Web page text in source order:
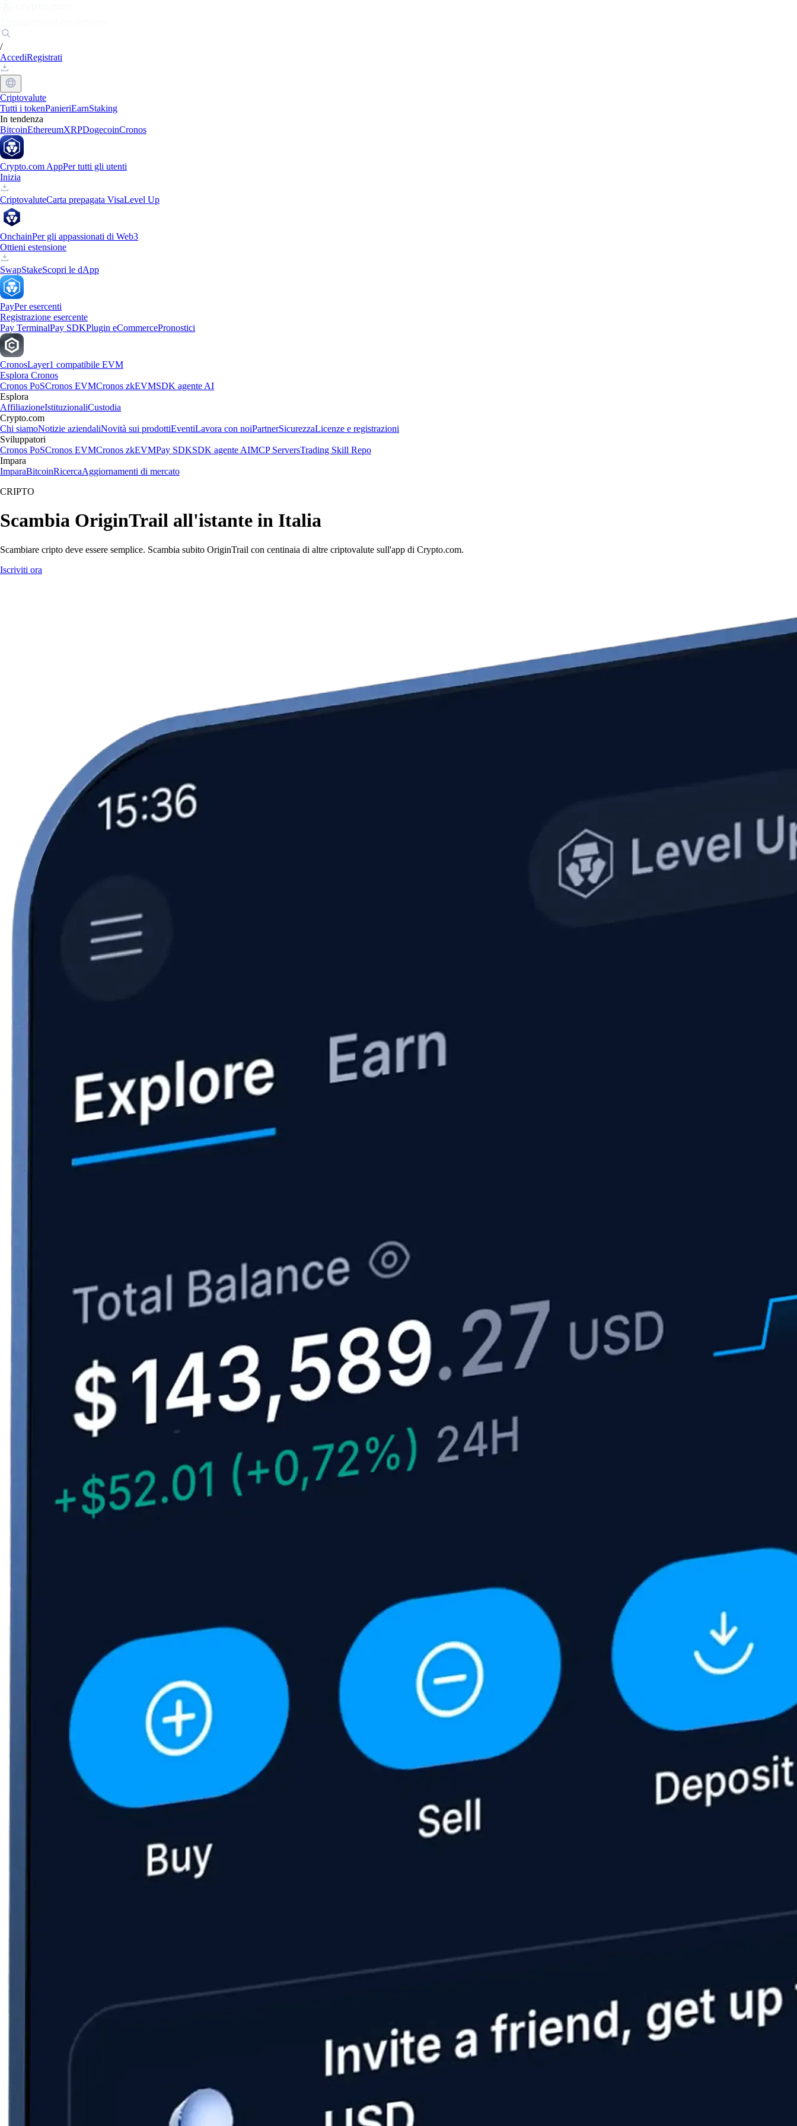
/
AccediRegistrati
Criptovalute
Tutti i tokenPanieriEarnStaking
In tendenza
BitcoinEthereumXRPDogecoinCronos
Crypto.com AppPer tutti gli utenti
Inizia
CriptovaluteCarta prepagata VisaLevel Up
OnchainPer gli appassionati di Web3
Ottieni estensione
SwapStakeScopri le dApp
PayPer esercenti
Registrazione esercente
Pay TerminalPay SDKPlugin eCommercePronostici
CronosLayer1 compatibile EVM
Esplora Cronos
Cronos PoSCronos EVMCronos zkEVMSDK agente AI
Esplora
AffiliazioneIstituzionaliCustodia
Crypto.com
Chi siamoNotizie aziendaliNovità sui prodottiEventiLavora con noiPartnerSicurezzaLicenze e registrazioni
Sviluppatori
Cronos PoSCronos EVMCronos zkEVMPay SDKSDK agente AIMCP ServersTrading Skill Repo
Impara
ImparaBitcoinRicercaAggiornamenti di mercato
CRIPTO
Scambia OriginTrail all'istante in Italia
Scambiare cripto deve essere semplice. Scambia subito OriginTrail con centinaia di altre criptovalute sull'app di Crypto.com.
Iscriviti ora